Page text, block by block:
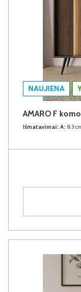
NAUJIENA
AMARO F
Išmatavimai: A: